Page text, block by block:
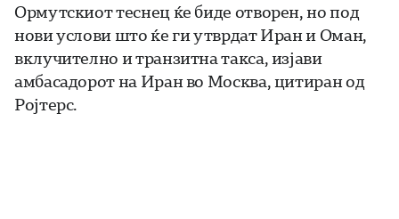
Ормутскиот теснец ќе биде отворен, но под
нови услови што ќе ги утврдат Иран и Оман,
вклучително и транзитна такса, изјави
амбасадорот на Иран во Москва, цитиран од
Ројтерс.